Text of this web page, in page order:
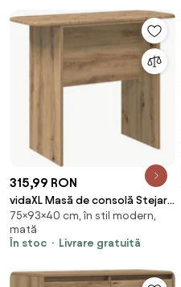
315,99 RON
vidaXL Masă de consolă Stejar
Artizanal 93 x 40 x 75 cm Lemn
compozit
75×93×40 cm, în stil modern,
mată
În stoc
Livrare gratuită